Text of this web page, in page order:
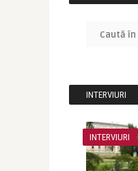
INTERVIURI
INTERVIURI